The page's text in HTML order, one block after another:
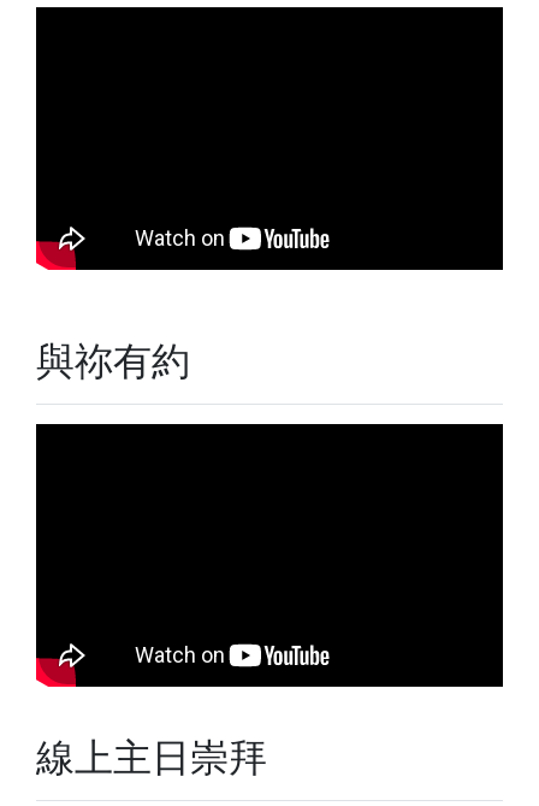
與祢有約
線上主日崇拜